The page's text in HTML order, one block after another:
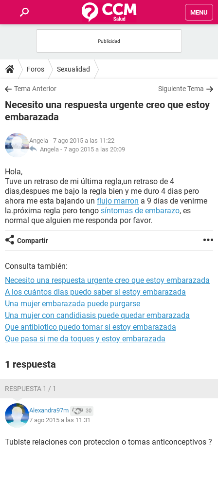
MENU
FOROS
SALUD
FAMILIA
NUTRICIÓN
SEXUALIDAD
GLOSARIO
Foros Sexualidad
Tema Anterior Siguiente Tema
Necesito una respuesta urgente creo que estoy
embarazada
Angela - 7 ago 2015 a las 11:22
Angela - 7 ago 2015 a las 20:09
Hola,
Tuve un retraso de mi última regla,un retraso de 4
dias,despues me bajo la regla bien y me duro 4 dias pero
ahora me esta bajando un flujo marron a 9 días de venirme
la.próxima regla pero tengo síntomas de embarazo, es
normal que alguien me responda por favor.
Compartir
Consulta también:
Necesito una respuesta urgente creo que estoy embarazada
A los cuántos dias puedo saber si estoy embarazada
Una mujer embarazada puede purgarse
Una mujer con candidiasis puede quedar embarazada
Que antibiotico puedo tomar si estoy embarazada
Que pasa si me da toques y estoy embarazada
1 respuesta
RESPUESTA 1 / 1
Alexandra97m 30
7 ago 2015 a las 11:31
Tubiste relaciones con proteccion o tomas anticonceptivos ?